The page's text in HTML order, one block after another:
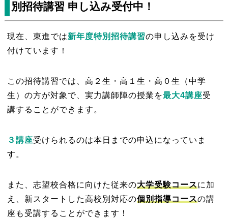
別招待講習 申し込み受付中！
現在、東進では新年度特別招待講習の申し込みを受け
付けています！
この招待講習では、高２生・高１生・高０生（中学
生）の方が対象で、実力講師陣の授業を最大4講座受
講することができます。
３講座受けられるのは本日までの申込になっていま
す。
また、志望校合格に向けた従来の大学受験コースに加
え、新スタートした高校別対応の個別指導コースの講
座も受講することができます！